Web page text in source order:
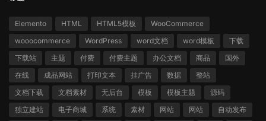
Elemento HTML HTML5模板
WooCommerce
wooocommerce
WordPress word文档 word模板
下载
下载站
主题 付费 付费主题 办公文档 商品
国外
在线
成品网站 打印文本 挂广告 数据
整站
文档下载
文档素材 无后台 模板 模板主题
源码
独立建站
电子商城 系统 素材 网站 网站 自动发布